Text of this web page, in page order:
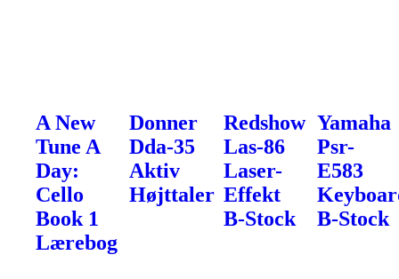
A New
Tune A
Day:
Cello
Book 1
Lærebog
Donner
Dda-35
Aktiv
Højttaler
Redshow
Las-86
Laser-
Effekt
B-Stock
Yamaha
Psr-
E583
B-Stock